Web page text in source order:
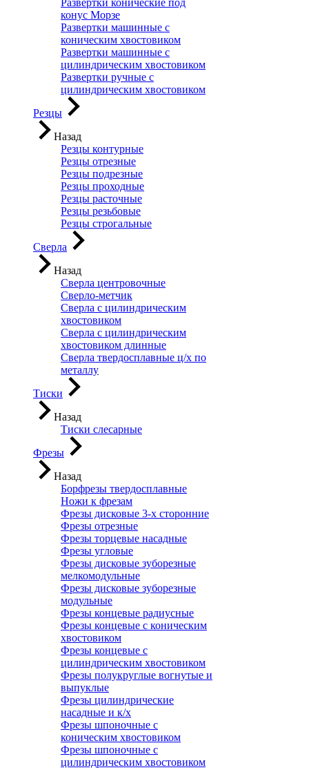
Развертки конические под
конус Морзе
Развертки машинные с
коническим хвостовиком
Развертки машинные с
цилиндрическим хвостовиком
Развертки ручные с
цилиндрическим хвостовиком
Резцы
Назад
Резцы контурные
Резцы отрезные
Резцы подрезные
Резцы проходные
Резцы расточные
Резцы резьбовые
Резцы строгальные
Сверла
Назад
Сверла центровочные
Сверло-метчик
Сверла с цилиндрическим
хвостовиком
Сверла с цилиндрическим
хвостовиком длинные
Сверла твердосплавные ц/х по
металлу
Тиски
Назад
Тиски слесарные
Фрезы
Назад
Борфрезы твердосплавные
Ножи к фрезам
Фрезы дисковые 3-х сторонние
Фрезы отрезные
Фрезы торцевые насадные
Фрезы угловые
Фрезы дисковые зуборезные
мелкомодульные
Фрезы дисковые зуборезные
модульные
Фрезы концевые радиусные
Фрезы концевые с коническим
хвостовиком
Фрезы концевые с
цилиндрическим хвостовиком
Фрезы полукруглые вогнутые и
выпуклые
Фрезы цилиндрические
насадные и к/х
Фрезы шпоночные с
коническим хвостовиком
Фрезы шпоночные с
цилиндрическим хвостовиком